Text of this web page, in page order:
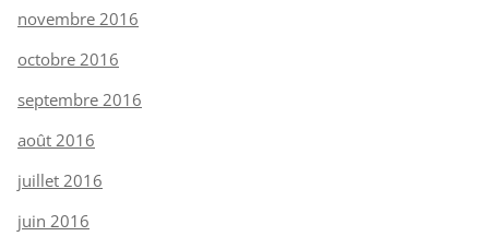
novembre 2016
octobre 2016
septembre 2016
août 2016
juillet 2016
juin 2016